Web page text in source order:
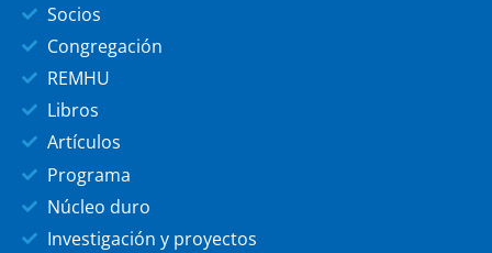
Socios
Congregación
REMHU
Libros
Artículos
Programa
Núcleo duro
Investigación y proyectos